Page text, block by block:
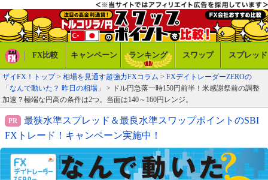
FX比較 キャンペーン ランキング スワップ スプレッド
ザイFX！トップ> 相場を見通す超強力FXコラム > FXデイトレーダーZEROの
「なんで動いた？ 昨日の相場」
> ドル円急落一時150円前半！米感謝祭前の調整
加速？極端な円高の条件は2つ。当面は140～160円レンジ。
最狭水準スプレッド＆最良水準スワップポイントのSBI
FXトレード！キャンペーン実施中！